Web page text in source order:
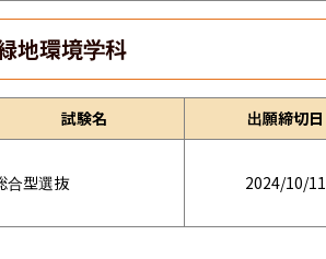
地環境学科
試験名 出願締切日
合型選抜 2024/10/11